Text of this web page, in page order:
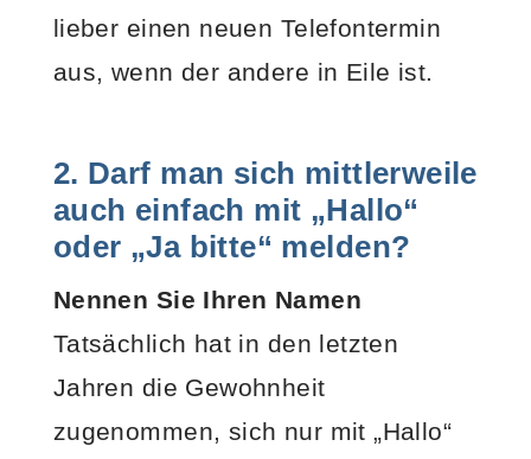
lieber einen neuen Telefontermin
aus, wenn der andere in Eile ist.
2. Darf man sich mittlerweile
auch einfach mit „Hallo“
oder „Ja bitte“ melden?
Nennen Sie Ihren Namen
Tatsächlich hat in den letzten
Jahren die Gewohnheit
zugenommen, sich nur mit „Hallo“